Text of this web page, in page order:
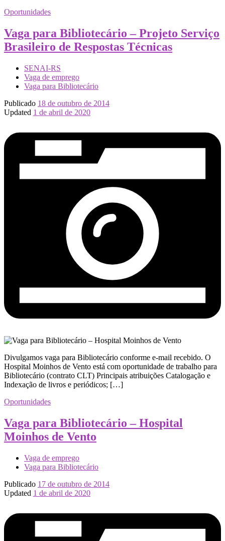
Oportunidades
Vaga para Bibliotecário – Projeto Serviço
Brasileiro de Respostas Técnicas
SENAI-RS
Vaga de emprego
Vaga para Bibliotecário
Publicado 18 de outubro de 2014
Updated 1 de abril de 2020
Divulgamos vaga para Bibliotecário conforme e-mail recebido. O
Hospital Moinhos de Vento está com oportunidade de trabalho para
Bibliotecário (contrato CLT) Principais atribuições Catalogação e
Indexação de livros e periódicos; […]
Oportunidades
Vaga para Bibliotecário – Hospital
Moinhos de Vento
Vaga de emprego
Vaga para Bibliotecário
Publicado 17 de outubro de 2014
Updated 1 de abril de 2020